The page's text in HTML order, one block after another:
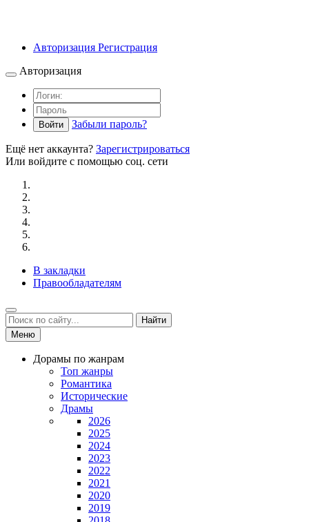
Авторизация Регистрация
Авторизация
Войти Забыли пароль?
Ещё нет аккаунта? Зарегистрироваться
Или войдите с помощью соц. сети
В закладки
Правообладателям
Найти
Меню
Дорамы по жанрам
Топ жанры
Романтика
Исторические
Драмы
2026
2025
2024
2023
2022
2021
2020
2019